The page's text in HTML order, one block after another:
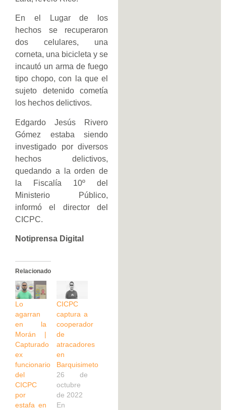
En el Lugar de los
hechos se recuperaron
dos celulares, una
corneta, una bicicleta y se
incautó un arma de fuego
tipo chopo, con la que el
sujeto detenido cometía
los hechos delictivos.
Edgardo Jesús Rivero
Gómez estaba siendo
investigado por diversos
hechos delictivos,
quedando a la orden de
la Fiscalía 10º del
Ministerio Público,
informó el director del
CICPC.
Notiprensa Digital
Relacionado
Lo
agarran
en la
Morán |
Capturado
ex
funcionario
del
CICPC
por
estafa en
CICPC
captura a
cooperador
de
atracadores
en
Barquisimeto
26 de
octubre
de 2022
En